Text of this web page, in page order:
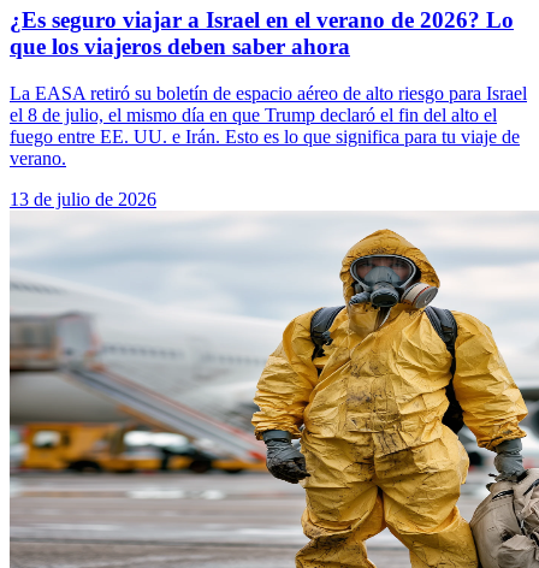
¿Es seguro viajar a Israel en el verano de 2026? Lo
que los viajeros deben saber ahora
La EASA retiró su boletín de espacio aéreo de alto riesgo para Israel
el 8 de julio, el mismo día en que Trump declaró el fin del alto el
fuego entre EE. UU. e Irán. Esto es lo que significa para tu viaje de
verano.
13 de julio de 2026